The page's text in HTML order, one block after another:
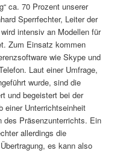
ca. 70 Prozent unserer
Sperrfechter, Leiter der
intensiv an Modellen für
Zum Einsatz kommen
wie Skype und
Laut einer Umfrage,
wurde, sind die
und begeistert bei der
einer Unterrichtseinheit
des Präsenzunterrichts. Ein
allerdings die
es kann also